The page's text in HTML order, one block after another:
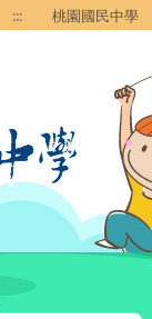
::: 桃園國民中學